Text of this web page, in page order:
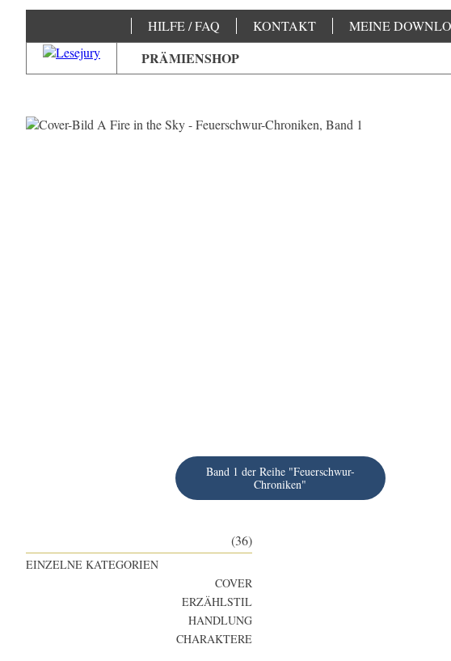
HILFE / FAQ KONTAKT MEINE
PRÄMIENSHOP
Band 1 der Reihe "Feuerschwur-
Chroniken"
(36)
EINZELNE KATEGORIEN
COVER
ERZÄHLSTIL
HANDLUNG
CHARAKTERE